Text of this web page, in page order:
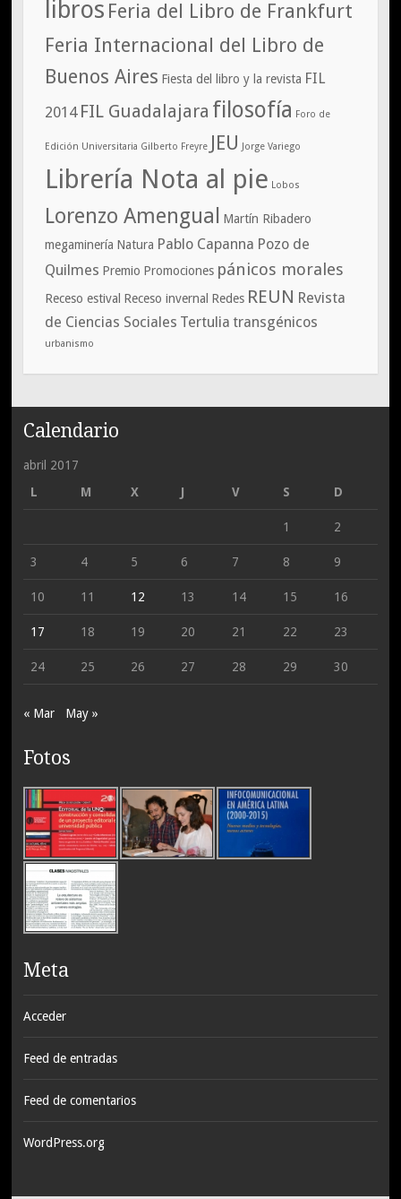
libros Feria del Libro de Frankfurt
Feria Internacional del Libro de
Buenos Aires Fiesta del libro y la revista FIL
2014 FIL Guadalajara filosofía Foro de
Edición Universitaria Gilberto Freyre JEU Jorge Variego
Librería Nota al pie Lobos
Lorenzo Amengual
Martín Ribadero
megaminería Natura Pablo Capanna Pozo de
Quilmes Premio Promociones pánicos morales
Receso estival Receso invernal Redes REUN Revista
de Ciencias Sociales Tertulia transgénicos
urbanismo
Calendario
abril 2017
L
M X J V S D
1 2
3 4 5 6 7 8 9
10 11 12 13 14 15 16
17 18 19 20 21 22 23
24 25 26 27 28 29 30
« Mar May »
Fotos
Meta
Acceder
Feed de entradas
Feed de comentarios
WordPress.org